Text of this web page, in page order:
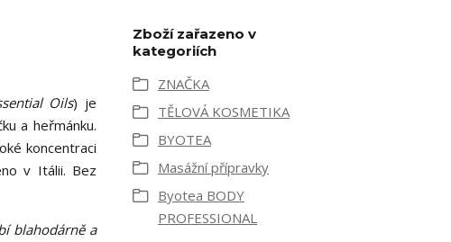
Oils) je
a heřmánku.
koncentraci
v Itálii. Bez
blahodárně a
Zboží zařazeno v
kategoriích
ZNAČKA
TĚLOVÁ KOSMETIKA
BYOTEA
Masážní přípravky
Byotea BODY
PROFESSIONAL